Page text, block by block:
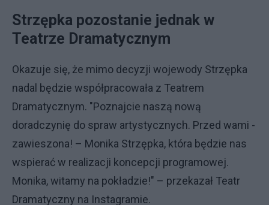
Strzępka pozostanie jednak w
Teatrze Dramatycznym
Okazuje się, że mimo decyzji wojewody Strzępka
nadal będzie współpracowała z Teatrem
Dramatycznym. "Poznajcie naszą nową
doradczynię do spraw artystycznych. Przed wami -
zawieszona! – Monika Strzępka, która będzie nas
wspierać w realizacji koncepcji programowej.
Monika, witamy na pokładzie!" – przekazał Teatr
Dramatyczny na Instagramie.